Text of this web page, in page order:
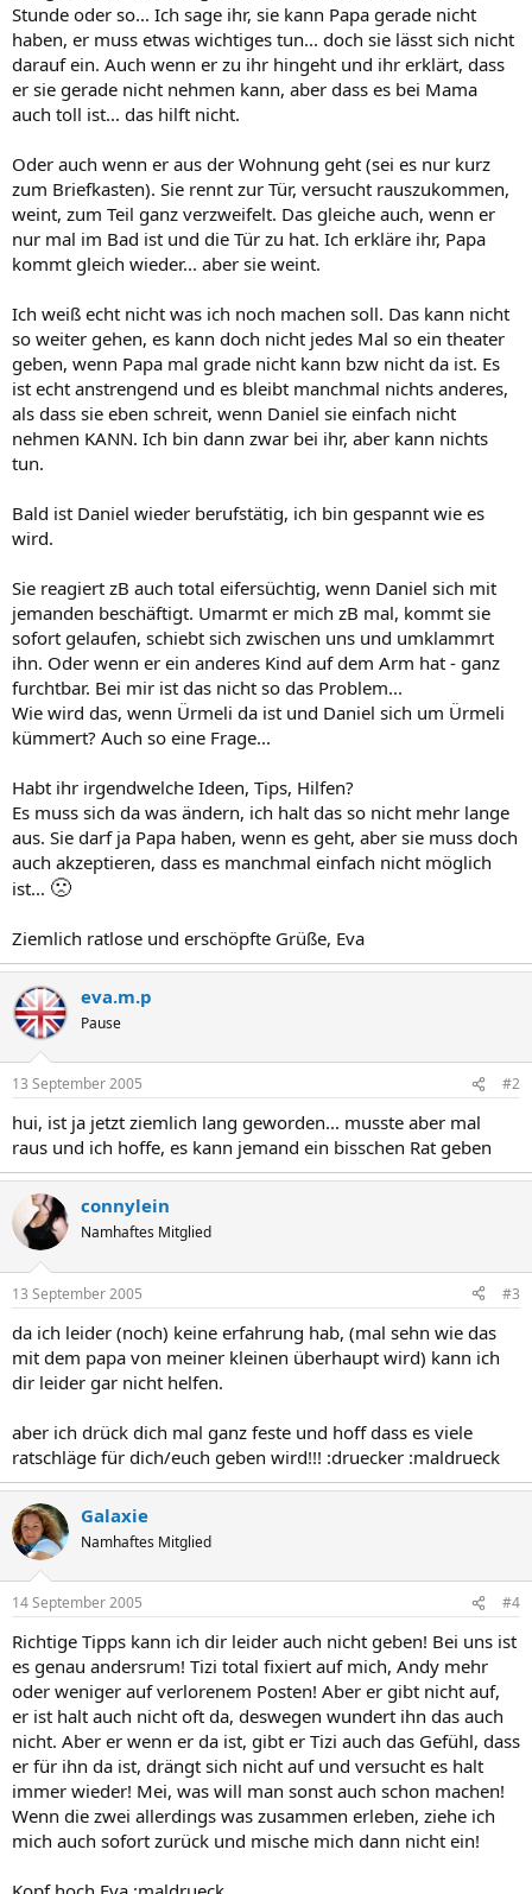
Stunde oder so... Ich sage ihr, sie kann Papa gerade nicht
haben, er muss etwas wichtiges tun... doch sie lässt sich nicht
darauf ein. Auch wenn er zu ihr hingeht und ihr erklärt, dass
er sie gerade nicht nehmen kann, aber dass es bei Mama
auch toll ist... das hilft nicht.
Oder auch wenn er aus der Wohnung geht (sei es nur kurz
zum Briefkasten). Sie rennt zur Tür, versucht rauszukommen,
weint, zum Teil ganz verzweifelt. Das gleiche auch, wenn er
nur mal im Bad ist und die Tür zu hat. Ich erkläre ihr, Papa
kommt gleich wieder... aber sie weint.
Ich weiß echt nicht was ich noch machen soll. Das kann nicht
so weiter gehen, es kann doch nicht jedes Mal so ein theater
geben, wenn Papa mal grade nicht kann bzw nicht da ist. Es
ist echt anstrengend und es bleibt manchmal nichts anderes,
als dass sie eben schreit, wenn Daniel sie einfach nicht
nehmen KANN. Ich bin dann zwar bei ihr, aber kann nichts
tun.
Bald ist Daniel wieder berufstätig, ich bin gespannt wie es
wird.
Sie reagiert zB auch total eifersüchtig, wenn Daniel sich mit
jemanden beschäftigt. Umarmt er mich zB mal, kommt sie
sofort gelaufen, schiebt sich zwischen uns und umklammrt
ihn. Oder wenn er ein anderes Kind auf dem Arm hat - ganz
furchtbar. Bei mir ist das nicht so das Problem...
Wie wird das, wenn Ürmeli da ist und Daniel sich um Ürmeli
kümmert? Auch so eine Frage...
Habt ihr irgendwelche Ideen, Tips, Hilfen?
Es muss sich da was ändern, ich halt das so nicht mehr lange
aus. Sie darf ja Papa haben, wenn es geht, aber sie muss doch
auch akzeptieren, dass es manchmal einfach nicht möglich
ist... 🙁
Ziemlich ratlose und erschöpfte Grüße, Eva
eva.m.p
Pause
13 September 2005 #2
hui, ist ja jetzt ziemlich lang geworden... musste aber mal
raus und ich hoffe, es kann jemand ein bisschen Rat geben
connylein
Namhaftes Mitglied
13 September 2005 #3
da ich leider (noch) keine erfahrung hab, (mal sehn wie das
mit dem papa von meiner kleinen überhaupt wird) kann ich
dir leider gar nicht helfen.
aber ich drück dich mal ganz feste und hoff dass es viele
ratschläge für dich/euch geben wird!!! :druecker :maldrueck
Galaxie
Namhaftes Mitglied
14 September 2005 #4
Richtige Tipps kann ich dir leider auch nicht geben! Bei uns ist
es genau andersrum! Tizi total fixiert auf mich, Andy mehr
oder weniger auf verlorenem Posten! Aber er gibt nicht auf,
er ist halt auch nicht oft da, deswegen wundert ihn das auch
nicht. Aber er wenn er da ist, gibt er Tizi auch das Gefühl, dass
er für ihn da ist, drängt sich nicht auf und versucht es halt
immer wieder! Mei, was will man sonst auch schon machen!
Wenn die zwei allerdings was zusammen erleben, ziehe ich
mich auch sofort zurück und mische mich dann nicht ein!